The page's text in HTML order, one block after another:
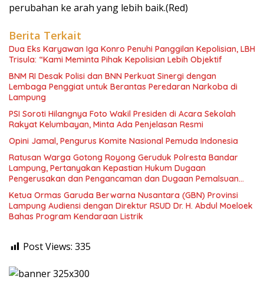
perubahan ke arah yang lebih baik.(Red)
Berita Terkait
Dua Eks Karyawan Iga Konro Penuhi Panggilan Kepolisian, LBH
Trisula: “Kami Meminta Pihak Kepolisian Lebih Objektif
BNM RI Desak Polisi dan BNN Perkuat Sinergi dengan
Lembaga Penggiat untuk Berantas Peredaran Narkoba di
Lampung
PSI Soroti Hilangnya Foto Wakil Presiden di Acara Sekolah
Rakyat Kelumbayan, Minta Ada Penjelasan Resmi
Opini Jamal, Pengurus Komite Nasional Pemuda Indonesia
Ratusan Warga Gotong Royong Geruduk Polresta Bandar
Lampung, Pertanyakan Kepastian Hukum Dugaan
Pengerusakan dan Pengancaman dan Dugaan Pemalsuan
Ketua Ormas Garuda Berwarna Nusantara (GBN) Provinsi
Lampung Audiensi dengan Direktur RSUD Dr. H. Abdul Moeloek
Bahas Program Kendaraan Listrik
Post Views: 335